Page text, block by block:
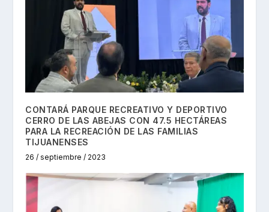
CONTARÁ PARQUE RECREATIVO Y DEPORTIVO
CERRO DE LAS ABEJAS CON 47.5 HECTÁREAS
PARA LA RECREACIÓN DE LAS FAMILIAS
TIJUANENSES
26 / septiembre / 2023